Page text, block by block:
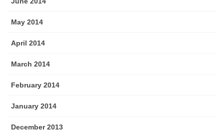
May 2014
April 2014
March 2014
February 2014
January 2014
December 2013